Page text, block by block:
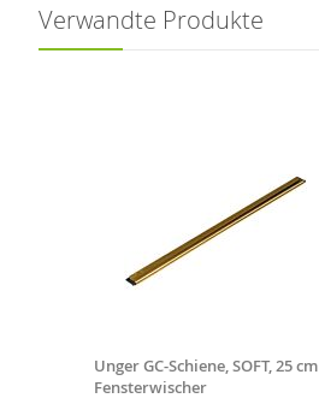
Verwandte Produkte
Unger GC-Schiene, SOFT, 25 cm
Fensterwischer